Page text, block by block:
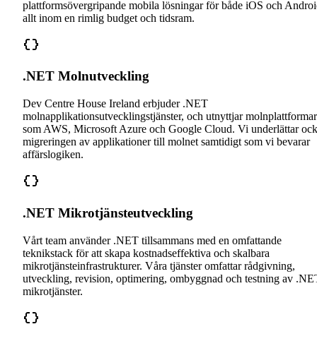
plattformsövergripande mobila lösningar för både iOS och
allt inom en rimlig budget och tidsram.
.NET Molnutveckling
Dev Centre House Ireland erbjuder .NET
molnapplikationsutvecklingstjänster, och utnyttjar molnplattformar
som AWS, Microsoft Azure och Google Cloud. Vi underlättar
migreringen av applikationer till molnet samtidigt som vi bevarar
affärslogiken.
.NET Mikrotjänsteutveckling
Vårt team använder .NET tillsammans med en omfattande
teknikstack för att skapa kostnadseffektiva och skalbara
mikrotjänsteinfrastrukturer. Våra tjänster omfattar rådgivning,
utveckling, revision, optimering, ombyggnad och testning av
mikrotjänster.